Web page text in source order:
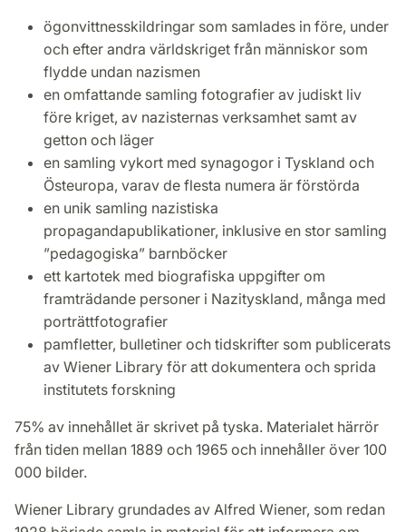
ögonvittnesskildringar som samlades in före, under
och efter andra världskriget från människor som
flydde undan nazismen
en omfattande samling fotografier av judiskt liv
före kriget, av nazisternas verksamhet samt av
getton och läger
en samling vykort med synagogor i Tyskland och
Östeuropa, varav de flesta numera är förstörda
en unik samling nazistiska
propagandapublikationer, inklusive en stor samling
”pedagogiska” barnböcker
ett kartotek med biografiska uppgifter om
framträdande personer i Nazityskland, många med
porträttfotografier
pamfletter, bulletiner och tidskrifter som publicerats
av Wiener Library för att dokumentera och sprida
institutets forskning
75% av innehållet är skrivet på tyska. Materialet härrör
från tiden mellan 1889 och 1965 och innehåller över 100
000 bilder.
Wiener Library grundades av Alfred Wiener, som redan